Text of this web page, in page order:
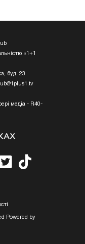
«1+1
буд. 23
медіа - R40-
Powered by